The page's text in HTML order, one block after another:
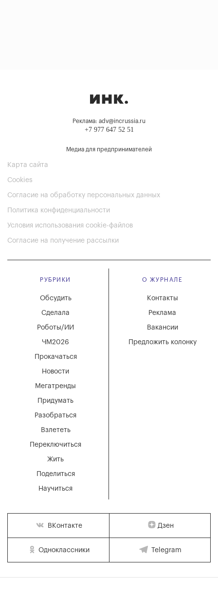
Реклама: adv@incrussia.ru
+7 977 647 52 51
Медиа для предпринимателей
Карта сайта
Cookies
Согласие на обработку персональных данных
Политика конфиденциальности
Условия использования cookie-файлов
Согласие на получение рассылки
РУБРИКИ
Мегатренды
Придумать
Разобраться
Взлететь
Новости
Переключиться
Жить
Поделиться
Научиться
Обсудить
Сделала
Роботы/ИИ
ЧМ2026
Прокачаться
О ЖУРНАЛЕ
Вакансии
Реклама
Контакты
Предложить колонку
ВКонтакте Дзен
Одноклассники Telegram